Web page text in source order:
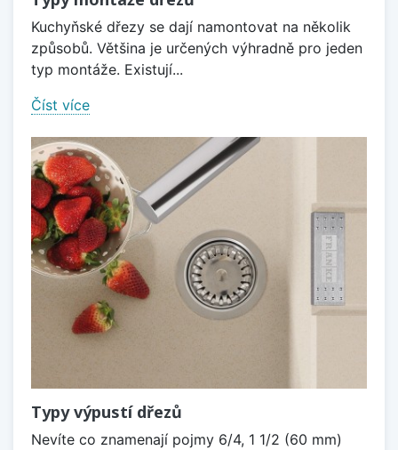
Kuchyňské dřezy se dají namontovat na několik
způsobů. Většina je určených výhradně pro jeden
typ montáže. Existují...
Číst více
Typy výpustí dřezů
Nevíte co znamenají pojmy 6/4, 1 1/2 (60 mm)